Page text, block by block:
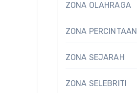
ZONA OLAHRAGA
ZONA PERCINTAAN
ZONA SEJARAH
ZONA SELEBRITI